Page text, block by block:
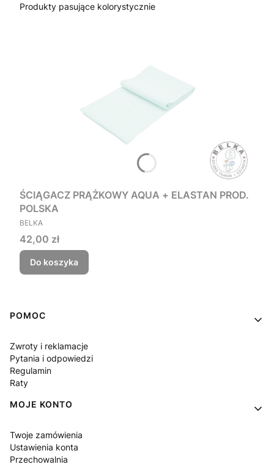
Produkty pasujące kolorystycznie
ŚCIĄGACZ PRĄŻKOWY AQUA + ELASTAN PROD.
POLSKA
PRODUCENT
BELKA
Cena
42,00 zł
Do koszyka
Linki w stopce
POMOC
Zwroty i reklamacje
Pytania i odpowiedzi
Regulamin
Raty
MOJE KONTO
Twoje zamówienia
Ustawienia konta
Przechowalnia